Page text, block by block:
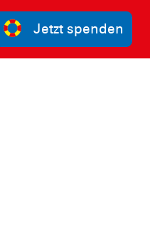
Jetzt spenden